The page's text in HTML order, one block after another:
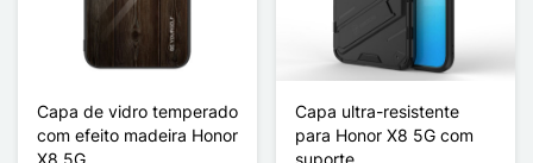
Capa de vidro temperado
com efeito madeira Honor
X8 5G
Capa ultra-resistente
para Honor X8 5G com
suporte